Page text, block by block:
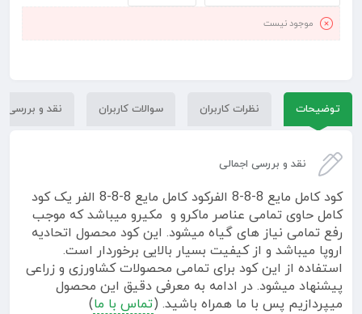
موجود نیست
توضیحات نظرات کاربران سوالات کاربران نقد و بررسی
نقد و بررسی اجمالی
کود کامل مایع 8-8-8 الفرکود کامل مایع 8-8-8 الفر یک کود
کامل حاوی تمامی عناصر ماکرو و مکیرو میباشد که موجب
رفع تمامی نیاز های گیاه میشود. این کود محصول اتحادیه
اروپا میباشد و از کیفیت بسیار بالایی برخوردار است.
استفاده از این کود برای تمامی محصولات کشاورزی و زراعی
پیشنهاد میشود. در ادامه به معرفی دقیق این محصول
میپردازیم پس با ما همراه باشید. (تماس با ما)